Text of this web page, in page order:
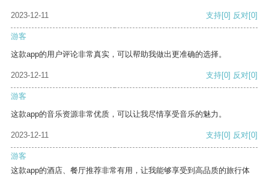
2023-12-11 支持[0] 反对[0]
游客
这款app的用户评论非常真实，可以帮助我做出更准确的选择。
2023-12-11 支持[0] 反对[0]
游客
这款app的音乐资源非常优质，可以让我尽情享受音乐的魅力。
2023-12-11 支持[0] 反对[0]
游客
这款app的酒店、餐厅推荐非常有用，让我能够享受到高品质的旅行体